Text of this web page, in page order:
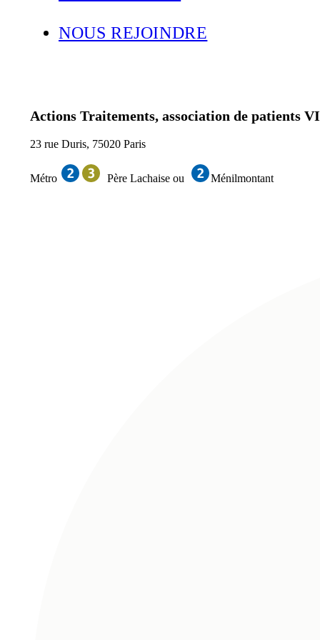
NOUS REJOINDRE
Actions Traitements, association de patients
23 rue Duris, 75020 Paris
Métro Père Lachaise ou Ménilmontant